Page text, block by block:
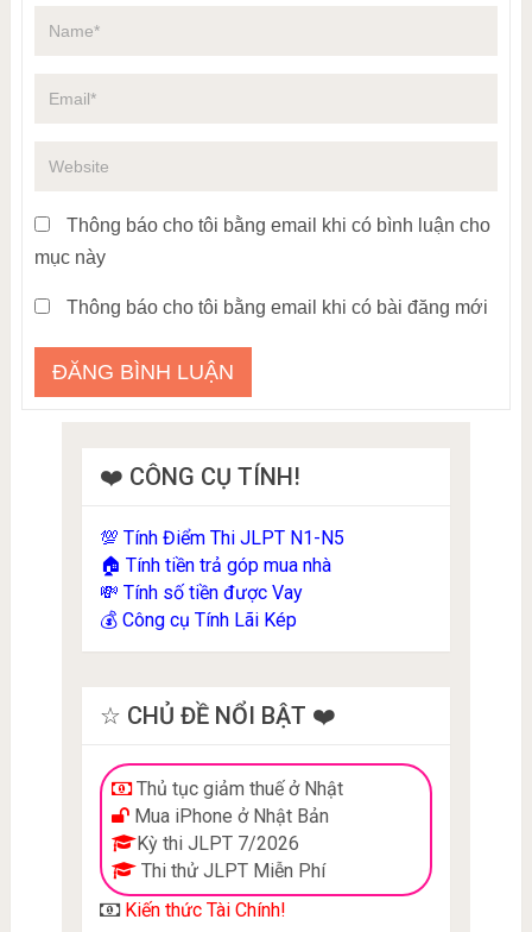
Thông báo cho tôi bằng email khi có bình luận cho
mục này
Thông báo cho tôi bằng email khi có bài đăng mới
❤️ CÔNG CỤ TÍNH!
💯 Tính Điểm Thi JLPT N1-N5
🏠 Tính tiền trả góp mua nhà
💸 Tính số tiền được Vay
💰 Công cụ Tính Lãi Kép
☆ CHỦ ĐỀ NỔI BẬT ❤️
Thủ tục giảm thuế ở Nhật
Mua iPhone ở Nhật Bản
Kỳ thi JLPT 7/2026
Thi thử JLPT Miễn Phí
Kiến thức Tài Chính!